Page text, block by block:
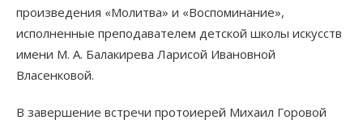
произведения «Молитва» и «Воспоминание»,
исполненные преподавателем детской школы искусств
имени М. А. Балакирева Ларисой Ивановной
Власенковой.
В завершение встречи протоиерей Михаил Горовой